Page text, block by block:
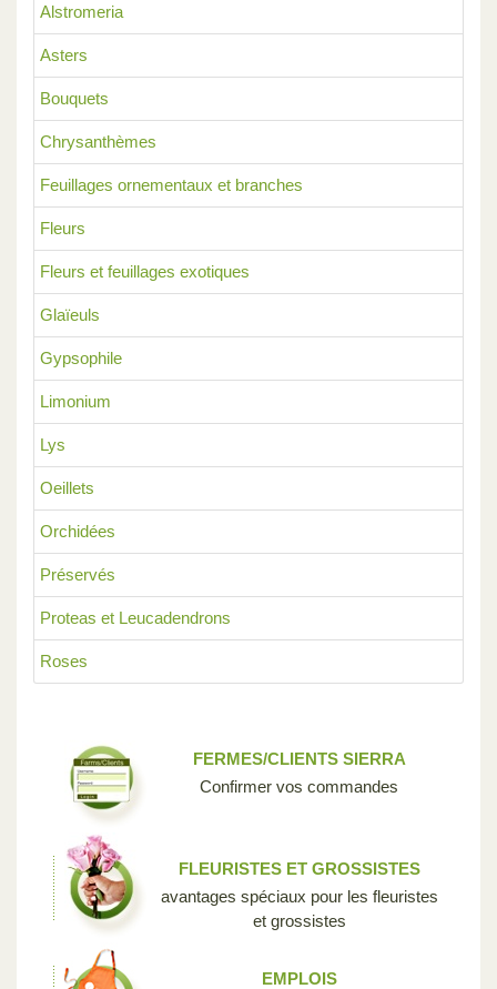
Alstromeria
Asters
Bouquets
Chrysanthèmes
Feuillages ornementaux et branches
Fleurs
Fleurs et feuillages exotiques
Glaïeuls
Gypsophile
Limonium
Lys
Oeillets
Orchidées
Préservés
Proteas et Leucadendrons
Roses
FERMES/CLIENTS SIERRA
Confirmer vos commandes
FLEURISTES ET GROSSISTES
avantages spéciaux pour les fleuristes
et grossistes
EMPLOIS